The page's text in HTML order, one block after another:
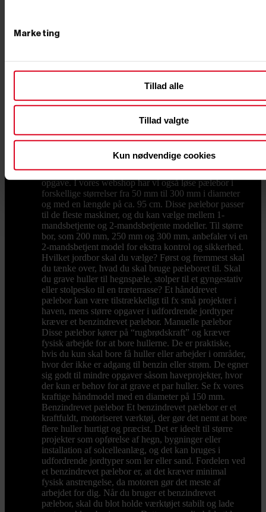
Marketing
Tillad alle
Tillad valgte
Kun nødvendige cookies
for et benzindrevet pælebor til større projekter eller et
om pælebor nederst på siden eller gå på opdagelse
blandt vores produkter. Valg af det rigtige pælebor Når
du vælger et pælebor, er det vigtigt at overveje
projektets omfang, jordens beskaffenhed og antallet af
benzindrevet pælebor til en større byggeopgave eller et
hånddrevet pælebor til mindre haveprojekter, kan du
hos PrimusDanmark finde et bredt udvalg af begge
typer, så du kan finde det perfekte værktøj til netop din
opgave. I vores webshop har vi også løse pælebor i
forskellige størrelser fra 50 mm til 300 mm i diameter
og med en længde på ca. 95 cm. Disse pælebor passer
til de fleste maskiner, og du kan vælge mellem 1-
mandsbetjente og 2-mandsbetjente modeller. Til større
bor, som 200 mm, 250 mm og 300 mm, anbefaler vi en
2-mandsbetjent model for ekstra kontrol og sikkerhed.
Hvilket jordbor skal du vælge? Først og fremmest skal
du tænke over, hvad du skal bruge pæleboret til. Skal
du grave huller til hegnspæle, stolper til et gyngestativ
eller stolpesko til en træterrasse? Et hånddrevet
pælebor kan være tilstrækkeligt til fx små projekter i
haven, mens større opgaver i udfordrende jordtyper
kræver et benzindrevet pælebor. Manuelle pælebor
Disse pælebor kører på “rugbrødskraft” og kræver
fysisk arbejde for at bore hullerne. De er praktiske,
hvis du kun skal bore få huller eller arbejder i områder,
hvor der ikke er adgang til benzin eller strøm. De egner
sig godt til mindre opgaver såsom haveprojekter, hvor
der kun er behov for at grave et par huller. Se fx vores
kraftige håndmodel med en diameter på 150 mm.
Benzindrevet pælebor Et benzindrevet pælebor er et
kraftfuldt, motoriseret værktøj, der gør det nemt at bore
flere huller hurtigt og præcist. Det er ideelt til større
projekter som opførelse af hegn, bygninger eller
installation af solcelleanlæg, og det kan bruges i
udfordrende jordtyper som ler eller sand. Fordelen ved
et benzindrevet pælebor er, at det kræver minimal
fysisk anstrengelse, da motoren gør det meste af
arbejdet for dig. Når du bruger et benzindrevet
pælebor, skal du blot holde værktøjet stabilt og lade